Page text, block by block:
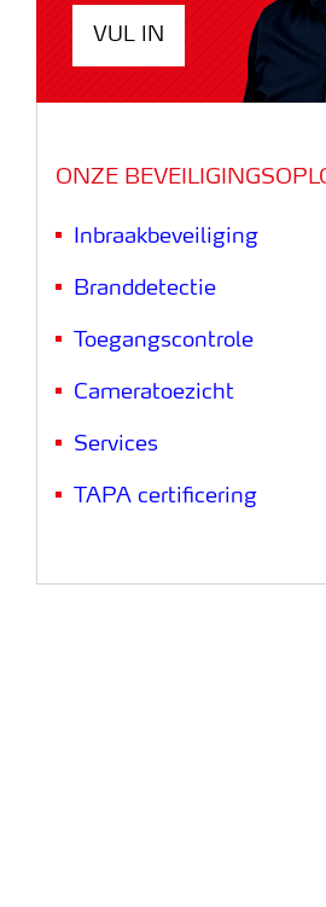
VUL IN
ONZE
Inbraakbeveiliging
Branddetectie
Toegangscontrole
Cameratoezicht
Services
TAPA certificering